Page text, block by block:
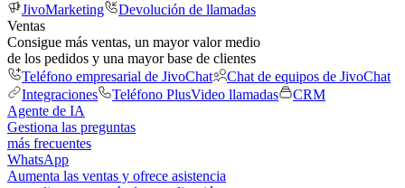
JivoMarketing
Devolución de llamadas
Ventas
Consigue más ventas, un mayor valor medio
de los pedidos y una mayor base de clientes
Teléfono empresarial de JivoChat
Chat de equipos de JivoChat
Integraciones
Teléfono PlusVideo llamadas
CRM
Agente de IA
Gestiona las preguntas
más frecuentes
WhatsApp
Aumenta las ventas y ofrece asistencia